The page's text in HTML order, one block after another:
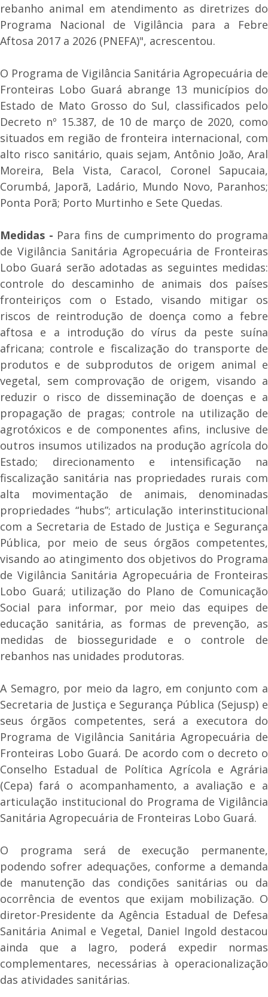
rebanho animal em atendimento as diretrizes do
Programa Nacional de Vigilância para a Febre
Aftosa 2017 a 2026 (PNEFA)", acrescentou.
O Programa de Vigilância Sanitária Agropecuária de
Fronteiras Lobo Guará abrange 13 municípios do
Estado de Mato Grosso do Sul, classificados pelo
Decreto nº 15.387, de 10 de março de 2020, como
situados em região de fronteira internacional, com
alto risco sanitário, quais sejam, Antônio João, Aral
Moreira, Bela Vista, Caracol, Coronel Sapucaia,
Corumbá, Japorã, Ladário, Mundo Novo, Paranhos;
Ponta Porã; Porto Murtinho e Sete Quedas.
Medidas - Para fins de cumprimento do programa
de Vigilância Sanitária Agropecuária de Fronteiras
Lobo Guará serão adotadas as seguintes medidas:
controle do descaminho de animais dos países
fronteiriços com o Estado, visando mitigar os
riscos de reintrodução de doença como a febre
aftosa e a introdução do vírus da peste suína
africana; controle e fiscalização do transporte de
produtos e de subprodutos de origem animal e
vegetal, sem comprovação de origem, visando a
reduzir o risco de disseminação de doenças e a
propagação de pragas; controle na utilização de
agrotóxicos e de componentes afins, inclusive de
outros insumos utilizados na produção agrícola do
Estado; direcionamento e intensificação na
fiscalização sanitária nas propriedades rurais com
alta movimentação de animais, denominadas
propriedades “hubs”; articulação interinstitucional
com a Secretaria de Estado de Justiça e Segurança
Pública, por meio de seus órgãos competentes,
visando ao atingimento dos objetivos do Programa
de Vigilância Sanitária Agropecuária de Fronteiras
Lobo Guará; utilização do Plano de Comunicação
Social para informar, por meio das equipes de
educação sanitária, as formas de prevenção, as
medidas de biosseguridade e o controle de
rebanhos nas unidades produtoras.
A Semagro, por meio da Iagro, em conjunto com a
Secretaria de Justiça e Segurança Pública (Sejusp) e
seus órgãos competentes, será a executora do
Programa de Vigilância Sanitária Agropecuária de
Fronteiras Lobo Guará. De acordo com o decreto o
Conselho Estadual de Política Agrícola e Agrária
(Cepa) fará o acompanhamento, a avaliação e a
articulação institucional do Programa de Vigilância
Sanitária Agropecuária de Fronteiras Lobo Guará.
O programa será de execução permanente,
podendo sofrer adequações, conforme a demanda
de manutenção das condições sanitárias ou da
ocorrência de eventos que exijam mobilização. O
diretor-Presidente da Agência Estadual de Defesa
Sanitária Animal e Vegetal, Daniel Ingold destacou
ainda que a Iagro, poderá expedir normas
complementares, necessárias à operacionalização
das atividades sanitárias.